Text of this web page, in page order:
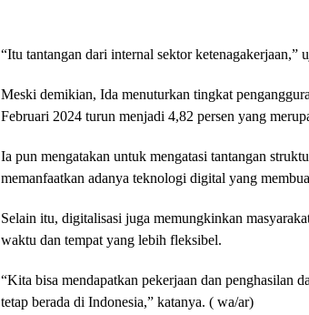
“Itu tantangan dari internal sektor ketenagakerjaan,”
Meski demikian, Ida menuturkan tingkat
Februari 2024 turun menjadi 4,82 persen yang
Ia pun mengatakan untuk mengatasi tantangan
memanfaatkan adanya teknologi digital yang
Selain itu, digitalisasi juga memungkinkan
waktu dan tempat yang lebih fleksibel.
“Kita bisa mendapatkan pekerjaan dan penghasilan
tetap berada di Indonesia,” katanya. ( wa/ar)